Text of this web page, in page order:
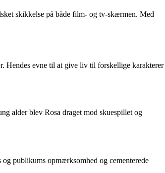
skikkelse på både film- og tv-skærmen. Med
Hendes evne til at give liv til forskellige karakterer
alder blev Rosa draget mod skuespillet og
publikums opmærksomhed og cementerede